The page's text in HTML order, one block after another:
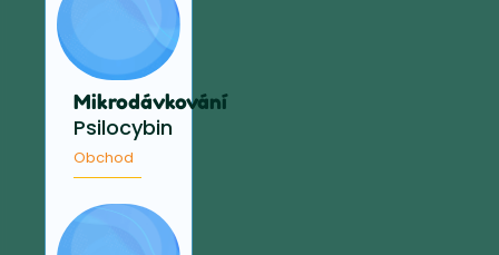
Mikrodávkování
Psilocybin
Obchod